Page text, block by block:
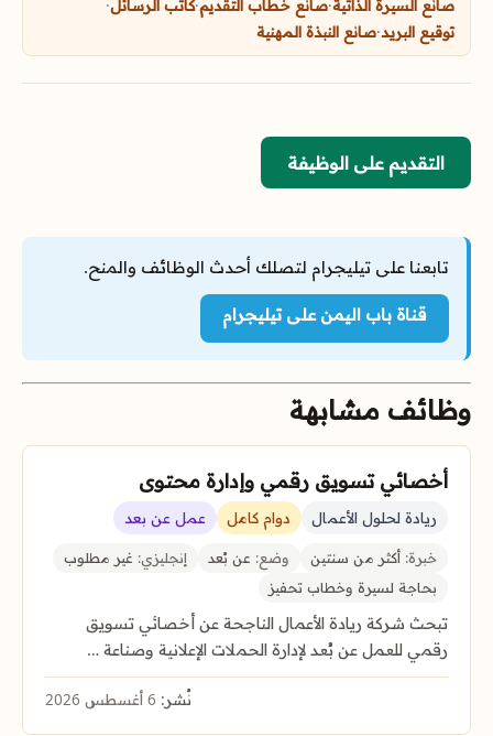
صانع السيرة الذاتية·صانع خطاب التقديم·كاتب الرسائل·
توقيع البريد·صانع النبذة المهنية
التقديم على الوظيفة
تابعنا على تيليجرام لتصلك أحدث الوظائف والمنح.
قناة باب اليمن على تيليجرام
وظائف مشابهة
أخصائي تسويق رقمي وإدارة محتوى
ريادة لحلول الأعمال دوام كامل عمل عن بعد
خبرة: أكثر من سنتين وضع: عن بُعد إنجليزي: غير مطلوب
بحاجة لسيرة وخطاب تحفيز
تبحث شركة ريادة الأعمال الناجحة عن أخصائي تسويق
رقمي للعمل عن بُعد لإدارة الحملات الإعلانية وصناعة …
نُشر: